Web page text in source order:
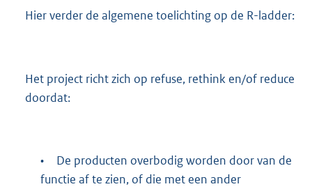
Hier verder de algemene toelichting op de R-ladder:
Het project richt zich op refuse, rethink en/of reduce
doordat:
•
De producten overbodig worden door van de
functie af te zien, of die met een ander